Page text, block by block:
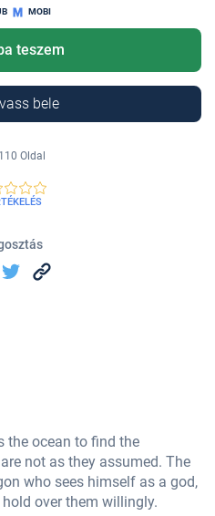
MOBI
teszem
bele
110 Oldal
the ocean to find the
not as they assumed. The
who sees himself as a god,
over them willingly.